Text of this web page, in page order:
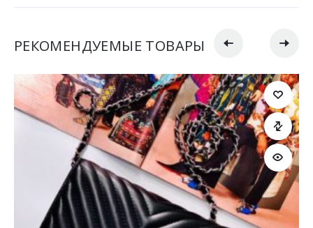
РЕКОМЕНДУЕМЫЕ ТОВАРЫ